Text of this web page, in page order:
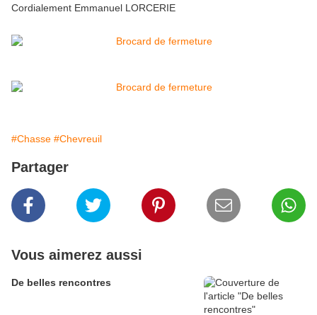
Cordialement Emmanuel LORCERIE
#Chasse #Chevreuil
Partager
Vous aimerez aussi
De belles rencontres